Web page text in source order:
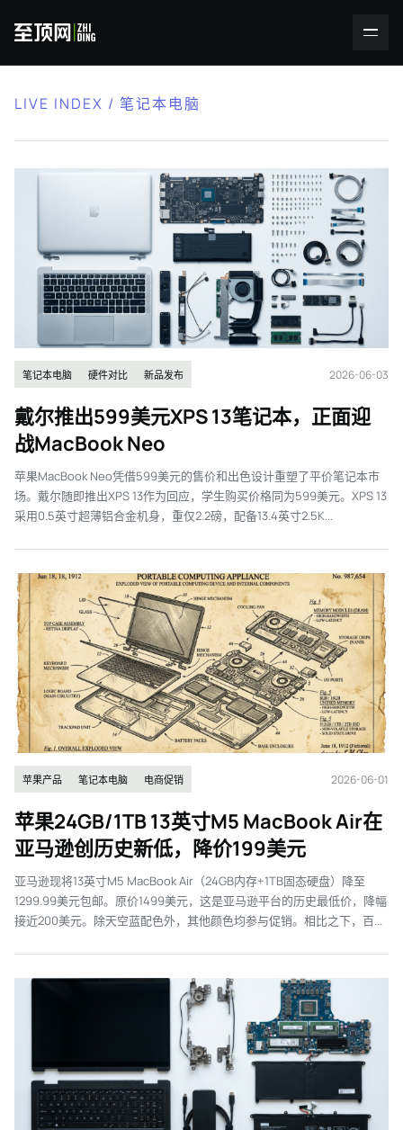
LIVE INDEX / 笔记本电脑
笔记本电脑 硬件对比 新品发布 2026-06-03
戴尔推出599美元XPS 13笔记本，正面迎
战MacBook Neo
苹果MacBook Neo凭借599美元的售价和出色设计重塑了平价笔记本市
场。戴尔随即推出XPS 13作为回应，学生购买价格同为599美元。XPS 13
采用0.5英寸超薄铝合金机身，重仅2.2磅，配备13.4英寸2.5K...
苹果产品 笔记本电脑 电商促销 2026-06-01
苹果24GB/1TB 13英寸M5 MacBook Air在
亚马逊创历史新低，降价199美元
亚马逊现将13英寸M5 MacBook Air（24GB内存+1TB固态硬盘）降至
1299.99美元包邮。原价1499美元，这是亚马逊平台的历史最低价，降幅
接近200美元。除天空蓝配色外，其他颜色均参与促销。相比之下，百...